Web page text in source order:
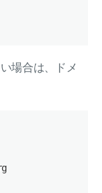
場合は、ドメ